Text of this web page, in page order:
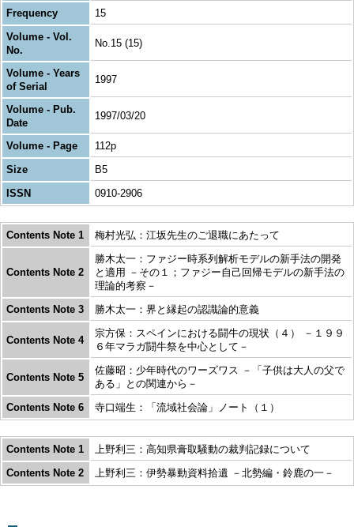
Frequency
15
Volume - Vol.
No.
No.15 (15)
Volume - Years
of Serial
1997
Volume - Pub.
Date
1997/03/20
Volume - Page
112p
Size
B5
ISSN
0910-2906
Contents Note 1 梅村光弘：江坂先生のご退職にあたって
Contents Note 2
勝木太一：ファジー時系列解析モデルの新手法の開発
と適用 －その１；ファジー自己回帰モデルの新手法の
理論的考察－
Contents Note 3
勝木太一：界と縁起の認識論的意義
Contents Note 4
宗方保：スペインにおける闘牛の現状（４） －１９９
６年マラガ闘牛祭を中心として－
Contents Note 5
佐藤昭：少年時代のワーズワス －「子供は大人の父で
ある」との関連から－
Contents Note 6
寺口端生：「流域社会論」ノート（１）
Contents Note 1
上野利三：高知県膏取騒動の裁判記録について
Contents Note 2
上野利三：伊勢暴動資料拾遺 －北勢編・鈴鹿の一－